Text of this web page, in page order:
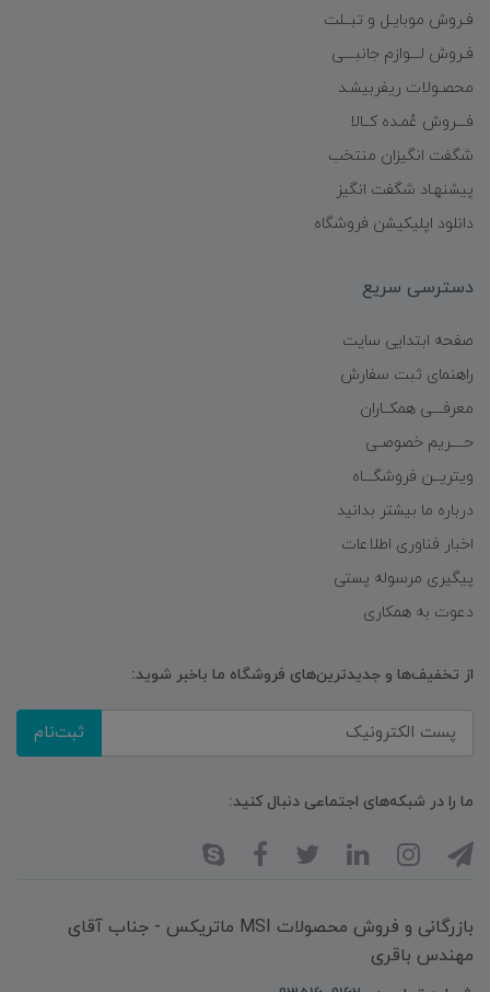
فـروش موبایـل و تبــلت
فـروش لـــوازم جانبـــی
محصـولات ریفربیشـد
فـــروش عُمـده کــالا
شگفت انگیزان منتخب
پیشنهـاد شگفت انگیز
دانلود اپلیکیشن فروشگاه
دسترسی سریع
صفحه ابتدایی سایت
راهنمای ثبت سفارش
معرفـــی همکــاران
حــــریم خصوصـی
ویتریــن فروشگـــاه
درباره ما بیشتر بدانید
اخبار فناوری اطلاعات
پیگیری مرسوله پستی
دعوت به همکاری
از تخفیف‌ها و جدیدترین‌های فروشگاه ما باخبر شوید:
ثبت‌نام
ما را در شبکه‌های اجتماعی دنبال کنید:
بازرگانی و فروش محصولات MSI ماتریکس - جناب آقای
مهندس باقری